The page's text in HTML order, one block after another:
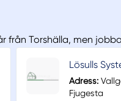
från Torshälla, men
Lösulls
Adress:
Fjugesta